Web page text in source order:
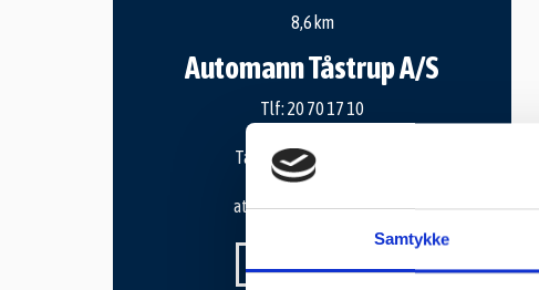
Samtykke
8,6 km
Automann Tåstrup A/S
Tlf: 20 70 17 10
Taastrup Hovedgade 23
2630 Taastrup
atm2630@hotmail.com
SE VORES PROFIL